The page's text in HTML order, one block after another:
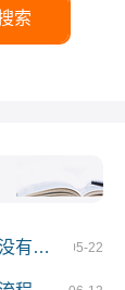
淘宝直接开直通车怎么没有流量？为何没有点击？ 05-22